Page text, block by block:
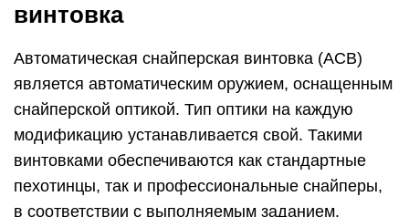
винтовка
Автоматическая снайперская винтовка (АСВ)
является автоматическим оружием, оснащенным
снайперской оптикой. Тип оптики на каждую
модификацию устанавливается свой. Такими
винтовками обеспечиваются как стандартные
пехотинцы, так и профессиональные снайперы,
в соответствии с выполняемым заданием.